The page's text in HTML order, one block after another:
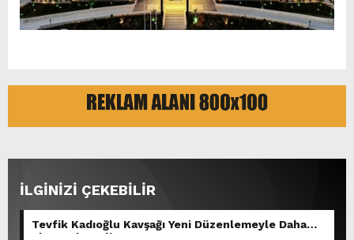
İLGİNİZİ ÇEKEBİLİR
Tevfik Kadıoğlu Kavşağı Yeni Düzenlemeyle Daha
Akıcı Hale Geliyor.